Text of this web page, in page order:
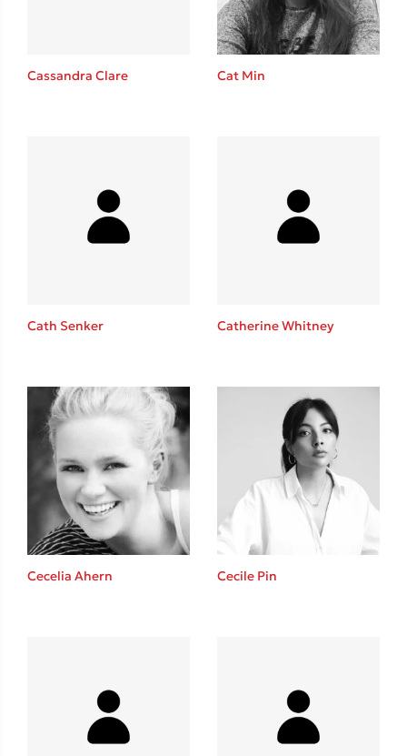
Ιωάννης Γλωσσόπουλος
Δανάη Δεληγεώργη
Πάνω, κάτω, μπροστά, πίσω
Η μέθοδος Αφήστε τους
Cassandra Clare Cat Min
Cath Senker Catherine Whitney
Cecelia Ahern Cecile Pin